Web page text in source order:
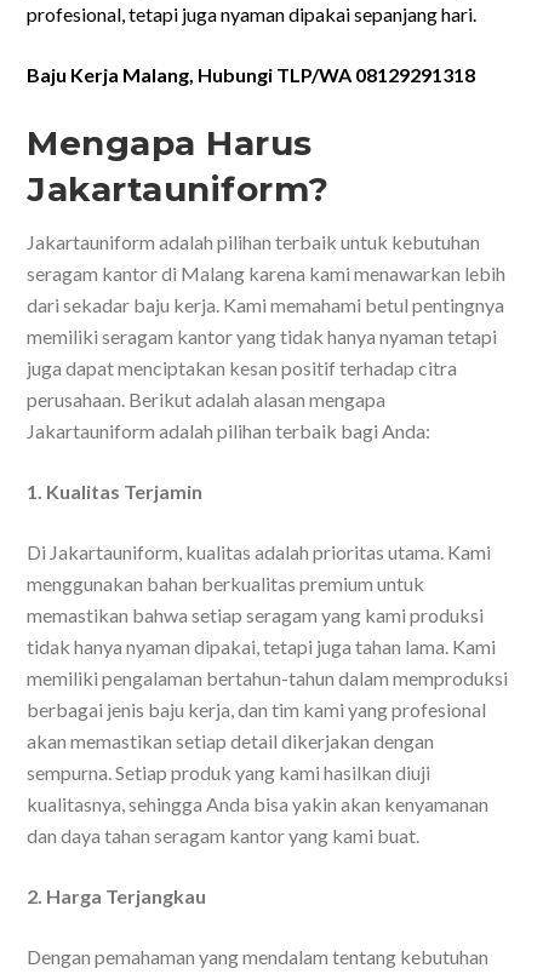
profesional, tetapi juga nyaman dipakai sepanjang hari.
Baju Kerja Malang, Hubungi TLP/WA 08129291318
Mengapa Harus
Jakartauniform?
Jakartauniform adalah pilihan terbaik untuk kebutuhan
seragam kantor di Malang karena kami menawarkan lebih
dari sekadar baju kerja. Kami memahami betul pentingnya
memiliki seragam kantor yang tidak hanya nyaman tetapi
juga dapat menciptakan kesan positif terhadap citra
perusahaan. Berikut adalah alasan mengapa
Jakartauniform adalah pilihan terbaik bagi Anda:
1. Kualitas Terjamin
Di Jakartauniform, kualitas adalah prioritas utama. Kami
menggunakan bahan berkualitas premium untuk
memastikan bahwa setiap seragam yang kami produksi
tidak hanya nyaman dipakai, tetapi juga tahan lama. Kami
memiliki pengalaman bertahun-tahun dalam memproduksi
berbagai jenis baju kerja, dan tim kami yang profesional
akan memastikan setiap detail dikerjakan dengan
sempurna. Setiap produk yang kami hasilkan diuji
kualitasnya, sehingga Anda bisa yakin akan kenyamanan
dan daya tahan seragam kantor yang kami buat.
2. Harga Terjangkau
Dengan pemahaman yang mendalam tentang kebutuhan